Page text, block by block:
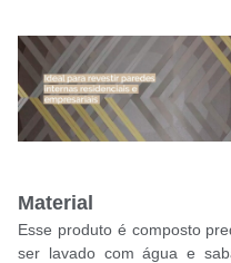
Material
Esse produto é composto
ser lavado com água e